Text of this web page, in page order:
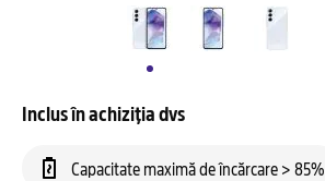
Inclus în achiziția dvs
Capacitate maximă de încărcare > 85%